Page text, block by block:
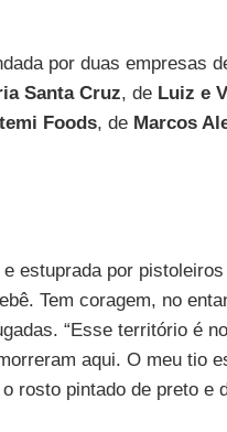
por duas empresas
Santa Cruz, de Luiz e
Foods, de Marcos
estuprada por
Tem coragem, no
“Esse território é
aqui. O meu tio
rosto pintado de preto e